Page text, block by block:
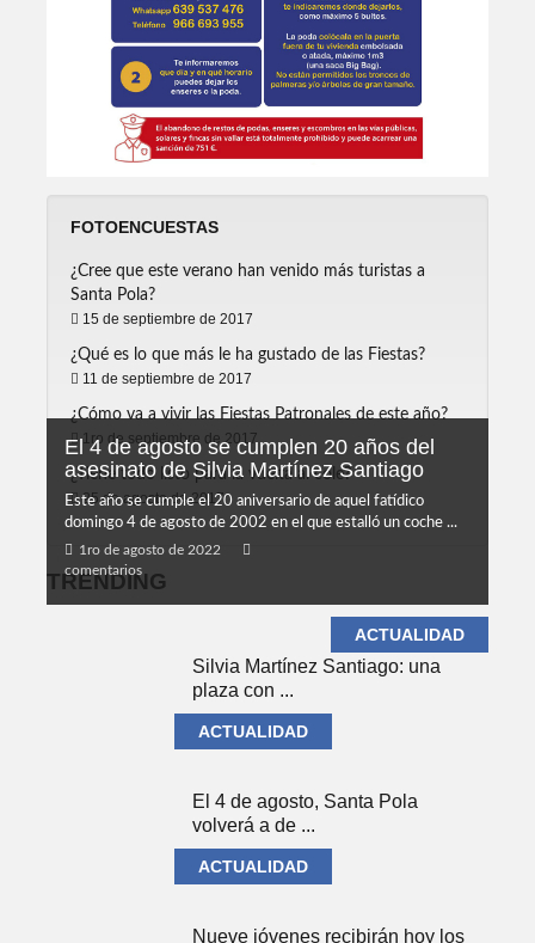
FOTOENCUESTAS
¿Cree que este verano han venido más turistas a
Santa Pola?
15 de septiembre de 2017
¿Qué es lo que más le ha gustado de las Fiestas?
11 de septiembre de 2017
¿Cómo va a vivir las Fiestas Patronales de este año?
1ro de septiembre de 2017
¿Tiene todo listo para la vuelta al cole?
25 de agosto de 2017
TRENDING
ACTUALIDAD
El 4 de agosto se cumplen 20 años del
asesinato de Silvia Martínez Santiago
Este año se cumple el 20 aniversario de aquel fatídico
domingo 4 de agosto de 2002 en el que estalló un coche ...
1ro de agosto de 2022
comentarios
Silvia Martínez Santiago: una
plaza con ...
ACTUALIDAD
El 4 de agosto, Santa Pola
volverá a de ...
ACTUALIDAD
Nueve jóvenes recibirán hoy los